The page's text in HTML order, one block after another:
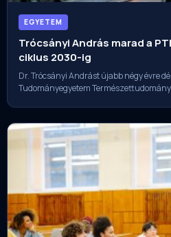
EGYETEM
Trócsányi András marad a
ciklus 2030-ig
Dr. Trócsányi Andrást újabb négy évre
Tudományegyetem